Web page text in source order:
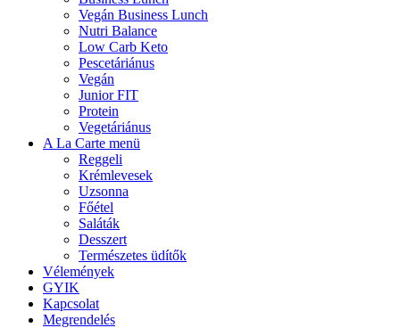
Vegán Business Lunch
Nutri Balance
Low Carb Keto
Pescetáriánus
Vegán
Junior FIT
Protein
Vegetáriánus
A La Carte menü
Reggeli
Krémlevesek
Uzsonna
Főétel
Saláták
Desszert
Természetes üdítők
Vélemények
GYIK
Kapcsolat
Megrendelés